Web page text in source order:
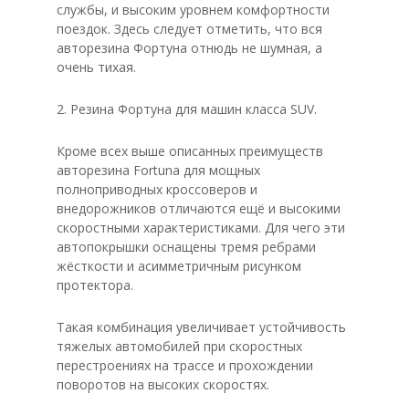
службы, и высоким уровнем комфортности
поездок. Здесь следует отметить, что вся
авторезина Фортуна отнюдь не шумная, а
очень тихая.
2. Резина Фортуна для машин класса SUV.
Кроме всех выше описанных преимуществ
авторезина Fortuna для мощных
полноприводных кроссоверов и
внедорожников отличаются ещё и высокими
скоростными характеристиками. Для чего эти
автопокрышки оснащены тремя ребрами
жёсткости и асимметричным рисунком
протектора.
Такая комбинация увеличивает устойчивость
тяжелых автомобилей при скоростных
перестроениях на трассе и прохождении
поворотов на высоких скоростях.